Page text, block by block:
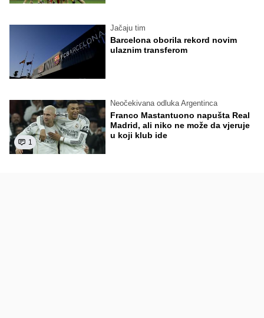
Jačaju tim
Barcelona oborila rekord novim
ulaznim transferom
1
Neočekivana odluka Argentinca
Franco Mastantuono napušta Real
Madrid, ali niko ne može da vjeruje
u koji klub ide